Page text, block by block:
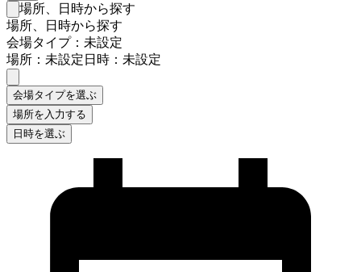
検索フォームを閉じる
場所、日時から探す
場所、日時から探す
会場タイプ：未設定
場所：未設定日時：未設定
会場タイプを選ぶ
場所を入力する
日時を選ぶ